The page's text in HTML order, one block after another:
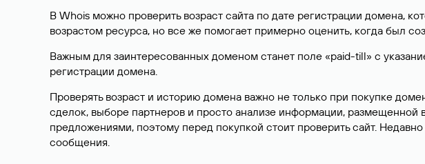
В Whois можно проверить возраст сайта по дате регистрации домена,
возрастом ресурса, но все же помогает примерно оценить, когда был
Важным для заинтересованных доменом станет поле «paid-till» с
регистрации домена.
Проверять возраст и историю домена важно не только при покупке
сделок, выборе партнеров и просто анализе информации,
предложениями, поэтому перед покупкой стоит проверить сайт.
сообщения.